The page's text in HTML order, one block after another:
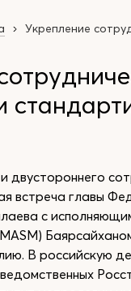
Укрепление
двустороннего
встреча главы
с
В российскую